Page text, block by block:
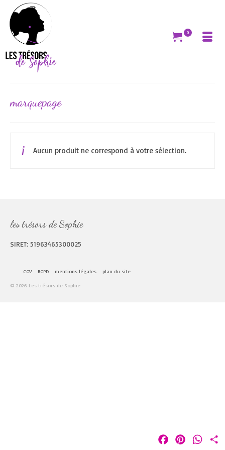
0
marquepage
Aucun produit ne correspond à votre sélection.
les trésors de Sophie
SIRET: 51963465300025
CGV RGPD mentions légales plan du site
© 2026 Les trésors de Sophie
FacebookPinterest